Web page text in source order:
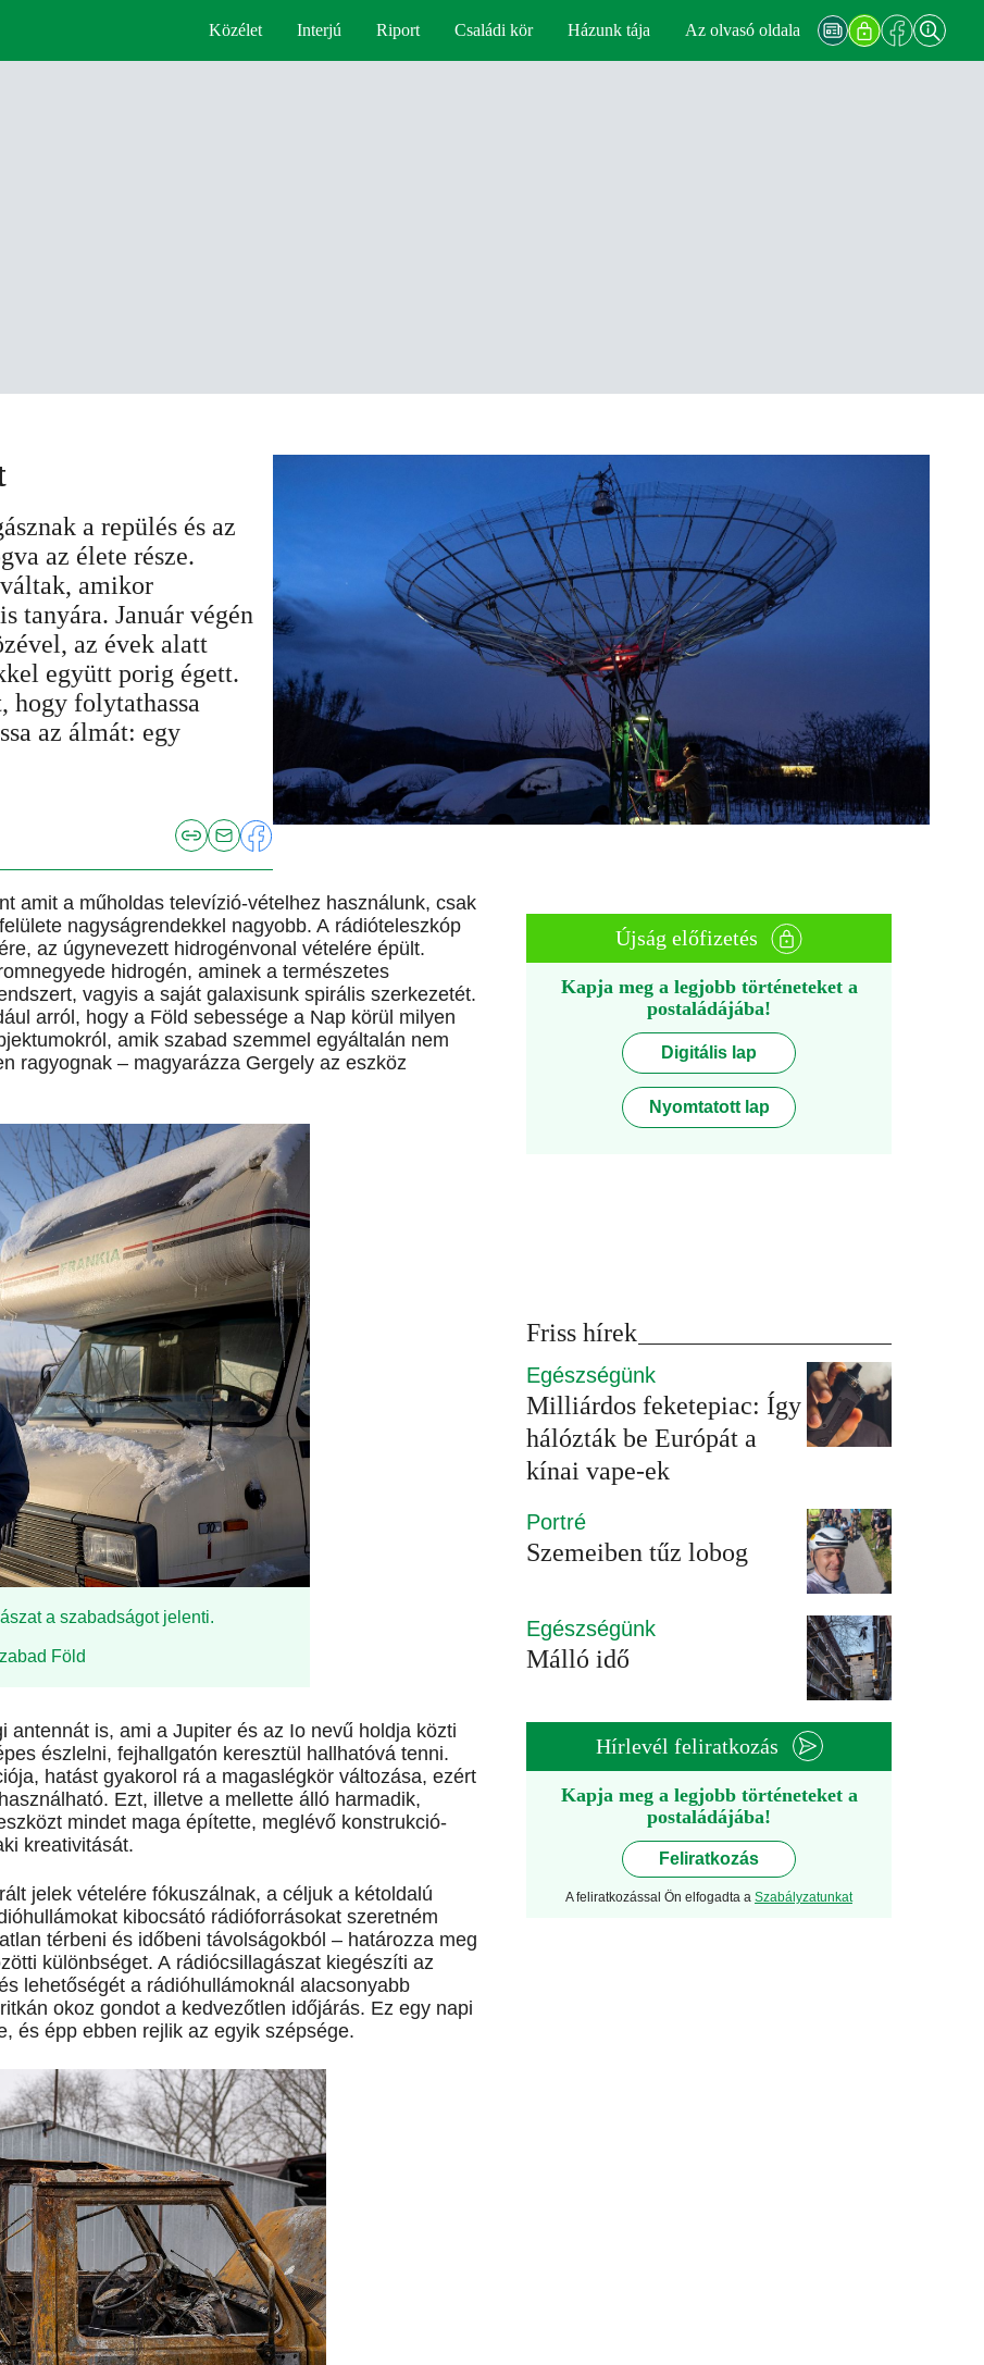
Közélet Interjú Riport Családi kör Házunk tája Az olvasó oldala
a repülés és az
az élete része.
amikor
Január végén
az évek alatt
együtt porig égett.
hogy folytathassa
az álmát: egy
amit a műholdas televízió-vételhez használunk, csak
nagyságrendekkel nagyobb. A rádióteleszkóp
az úgynevezett hidrogénvonal vételére épült.
hidrogén, aminek a természetes
vagyis a saját galaxisunk spirális szerkezetét.
arról, hogy a Föld sebessége a Nap körül milyen
amik szabad szemmel egyál­talán nem
ragyognak – magyarázza Gergely az eszköz
a szabadságot jelenti.
Föld
antennát is, ami a Jupiter és az Io nevű holdja közti
észlelni, fejhallgatón keresztül hallhatóvá tenni.
hatást gyakorol rá a magas­légkör változása, ezért
Ezt, illetve a mellette álló harmadik,
mindet maga építette, meglévő konstruk­ció­
kreativitását.
jelek vételére fókuszálnak, a céljuk a kétoldalú
kibocsátó rádióforrásokat szeretném
térbeni és időbeni távolságokból – határozza meg
különbséget. A rádiócsillagászat kiegészíti az
lehetőségét a rádióhullámoknál alacsonyabb
okoz gondot a kedvezőtlen időjárás. Ez egy napi
és épp ebben rejlik az egyik szépsége.
Újság előfizetés
Kapja meg a legjobb történeteket a
postaládájába!
Digitális lap
Nyomtatott lap
Friss hírek
Egészségünk
Milliárdos feketepiac: Így
hálózták be Európát a
kínai vape-ek
Portré
Szemeiben tűz lobog
Egészségünk
Málló idő
Hírlevél feliratkozás
Kapja meg a legjobb történeteket a
postaládájába!
Feliratkozás
A feliratkozással Ön elfogadta a Szabályzatunkat